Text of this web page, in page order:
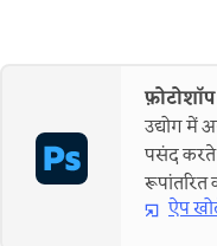
उद्योग में
पसंद करते
रूपांतरित
ऐप